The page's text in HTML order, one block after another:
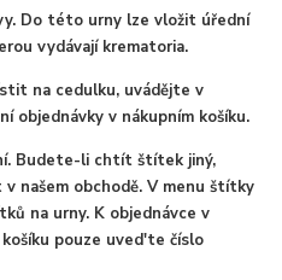
Do této urny lze vložit úřední
vydávají krematoria.
na cedulku, uvádějte v
objednávky v nákupním košíku.
Budete-li chtít štítek jiný,
našem obchodě. V menu štítky
na urny. K objednávce v
pouze uved'te číslo